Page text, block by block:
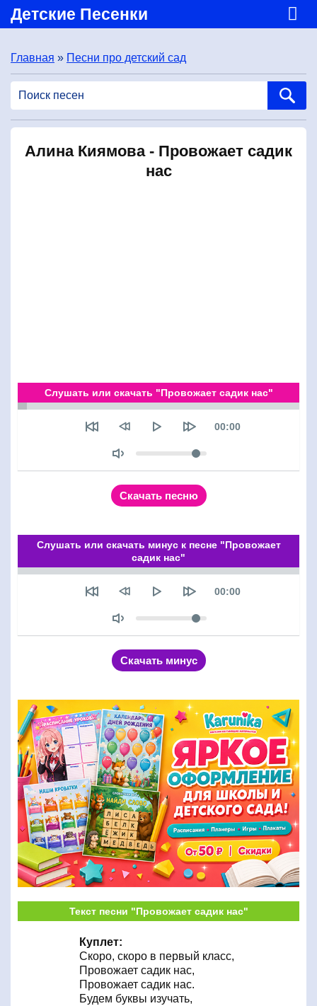
Детские Песенки
Главная » Песни про детский сад
Алина Киямова - Провожает садик
нас
Слушать или скачать "Провожает садик нас"
Seek
Текущее время
00:00
Скачать песню
Слушать или скачать минус к песне "Провожает
садик нас"
Seek
Текущее время
00:00
Скачать минус
Текст песни "Провожает садик нас"
Куплет:
Скоро, скоро в первый класс,
Провожает садик нас,
Провожает садик нас.
Будем буквы изучать,